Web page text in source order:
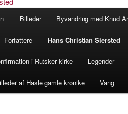
Billeder Byvandring med Knud
Forfattere Hans Christian Siersted
i Rutsker kirke Legender
af Hasle gamle krønike Vang